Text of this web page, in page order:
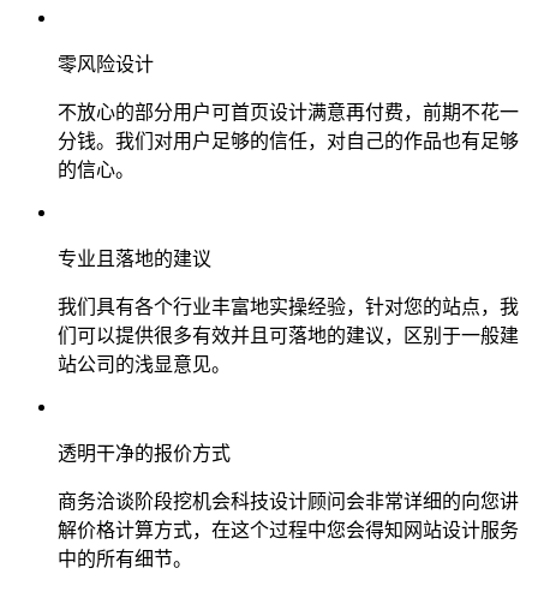
零风险设计
不放心的部分用户可首页设计满意再付费，前期不花一
分钱。我们对用户足够的信任，对自己的作品也有足够
的信心。
专业且落地的建议
我们具有各个行业丰富地实操经验，针对您的站点，我
们可以提供很多有效并且可落地的建议，区别于一般建
站公司的浅显意见。
透明干净的报价方式
商务洽谈阶段挖机会科技设计顾问会非常详细的向您讲
解价格计算方式，在这个过程中您会得知网站设计服务
中的所有细节。